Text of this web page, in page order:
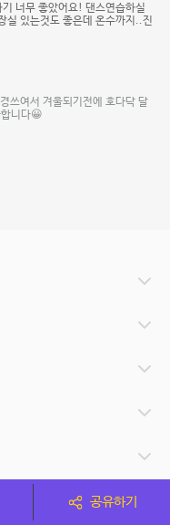
너무 좋았어요! 댄스연습하실
실 있는것도 좋은데 온수까지..진
쓰여서 겨울되기전에 호다닥 달
니다😀
공유하기